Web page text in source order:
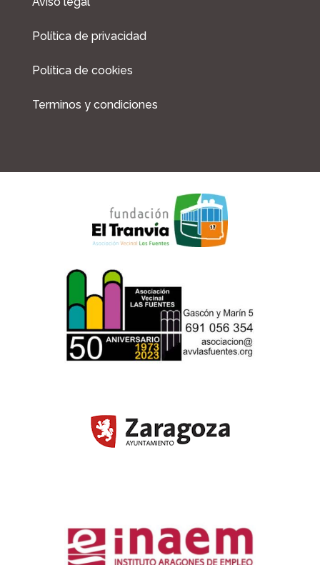
Política de privacidad
Política de cookies
Terminos y condiciones